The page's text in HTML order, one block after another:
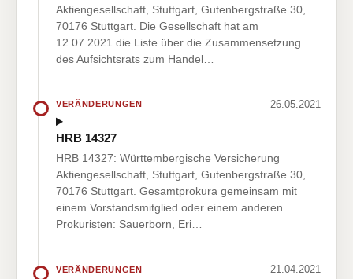
Aktiengesellschaft, Stuttgart, Gutenbergstraße 30,
70176 Stuttgart. Die Gesellschaft hat am
12.07.2021 die Liste über die Zusammensetzung
des Aufsichtsrats zum Handel…
VERÄNDERUNGEN 26.05.2021
HRB 14327
HRB 14327: Württembergische Versicherung
Aktiengesellschaft, Stuttgart, Gutenbergstraße 30,
70176 Stuttgart. Gesamtprokura gemeinsam mit
einem Vorstandsmitglied oder einem anderen
Prokuristen: Sauerborn, Eri…
VERÄNDERUNGEN 21.04.2021